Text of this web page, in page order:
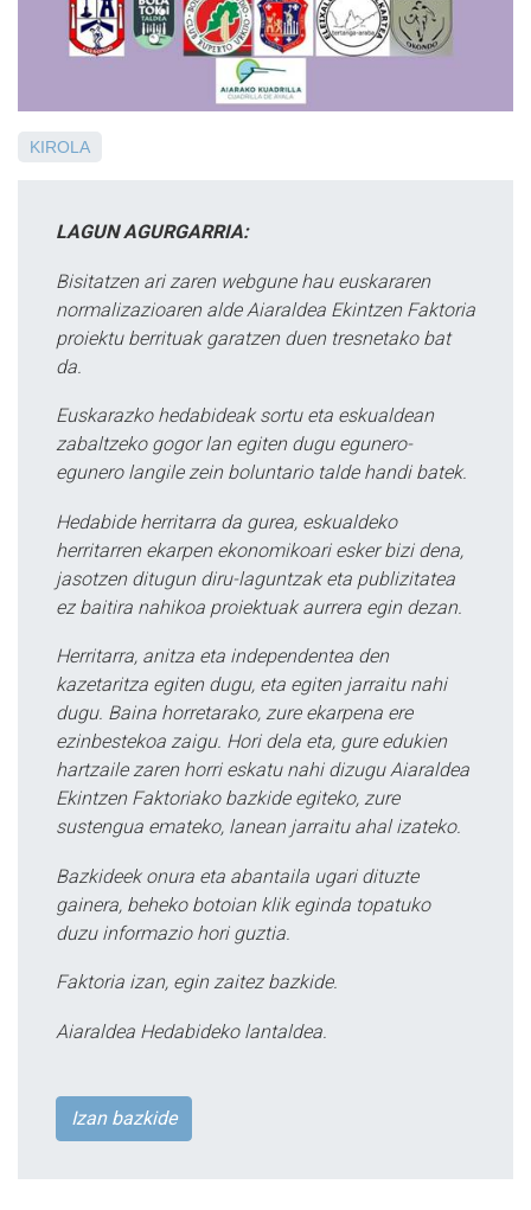
KIROLA
LAGUN AGURGARRIA:
Bisitatzen ari zaren webgune hau euskararen
normalizazioaren alde Aiaraldea Ekintzen Faktoria
proiektu berrituak garatzen duen tresnetako bat
da.
Euskarazko hedabideak sortu eta eskualdean
zabaltzeko gogor lan egiten dugu egunero-
egunero langile zein boluntario talde handi batek.
Hedabide herritarra da gurea, eskualdeko
herritarren ekarpen ekonomikoari esker bizi dena,
jasotzen ditugun diru-laguntzak eta publizitatea
ez baitira nahikoa proiektuak aurrera egin dezan.
Herritarra, anitza eta independentea den
kazetaritza egiten dugu, eta egiten jarraitu nahi
dugu. Baina horretarako, zure ekarpena ere
ezinbestekoa zaigu. Hori dela eta, gure edukien
hartzaile zaren horri eskatu nahi dizugu Aiaraldea
Ekintzen Faktoriako bazkide egiteko, zure
sustengua emateko, lanean jarraitu ahal izateko.
Bazkideek onura eta abantaila ugari dituzte
gainera, beheko botoian klik eginda topatuko
duzu informazio hori guztia.
Faktoria izan, egin zaitez bazkide.
Aiaraldea Hedabideko lantaldea.
Izan bazkide